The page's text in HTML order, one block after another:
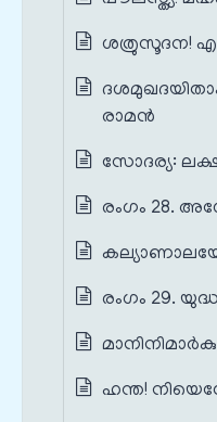
ശത്രുസൂദന!
രാമൻ
സോദര്യ:
രംഗം 28.
രംഗം 29.
ഹന്ത!